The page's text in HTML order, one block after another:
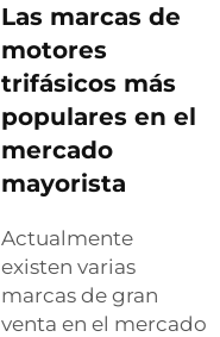
Las marcas de
motores
trifásicos más
populares en el
mercado
mayorista
Actualmente
existen varias
marcas de gran
venta en el mercado